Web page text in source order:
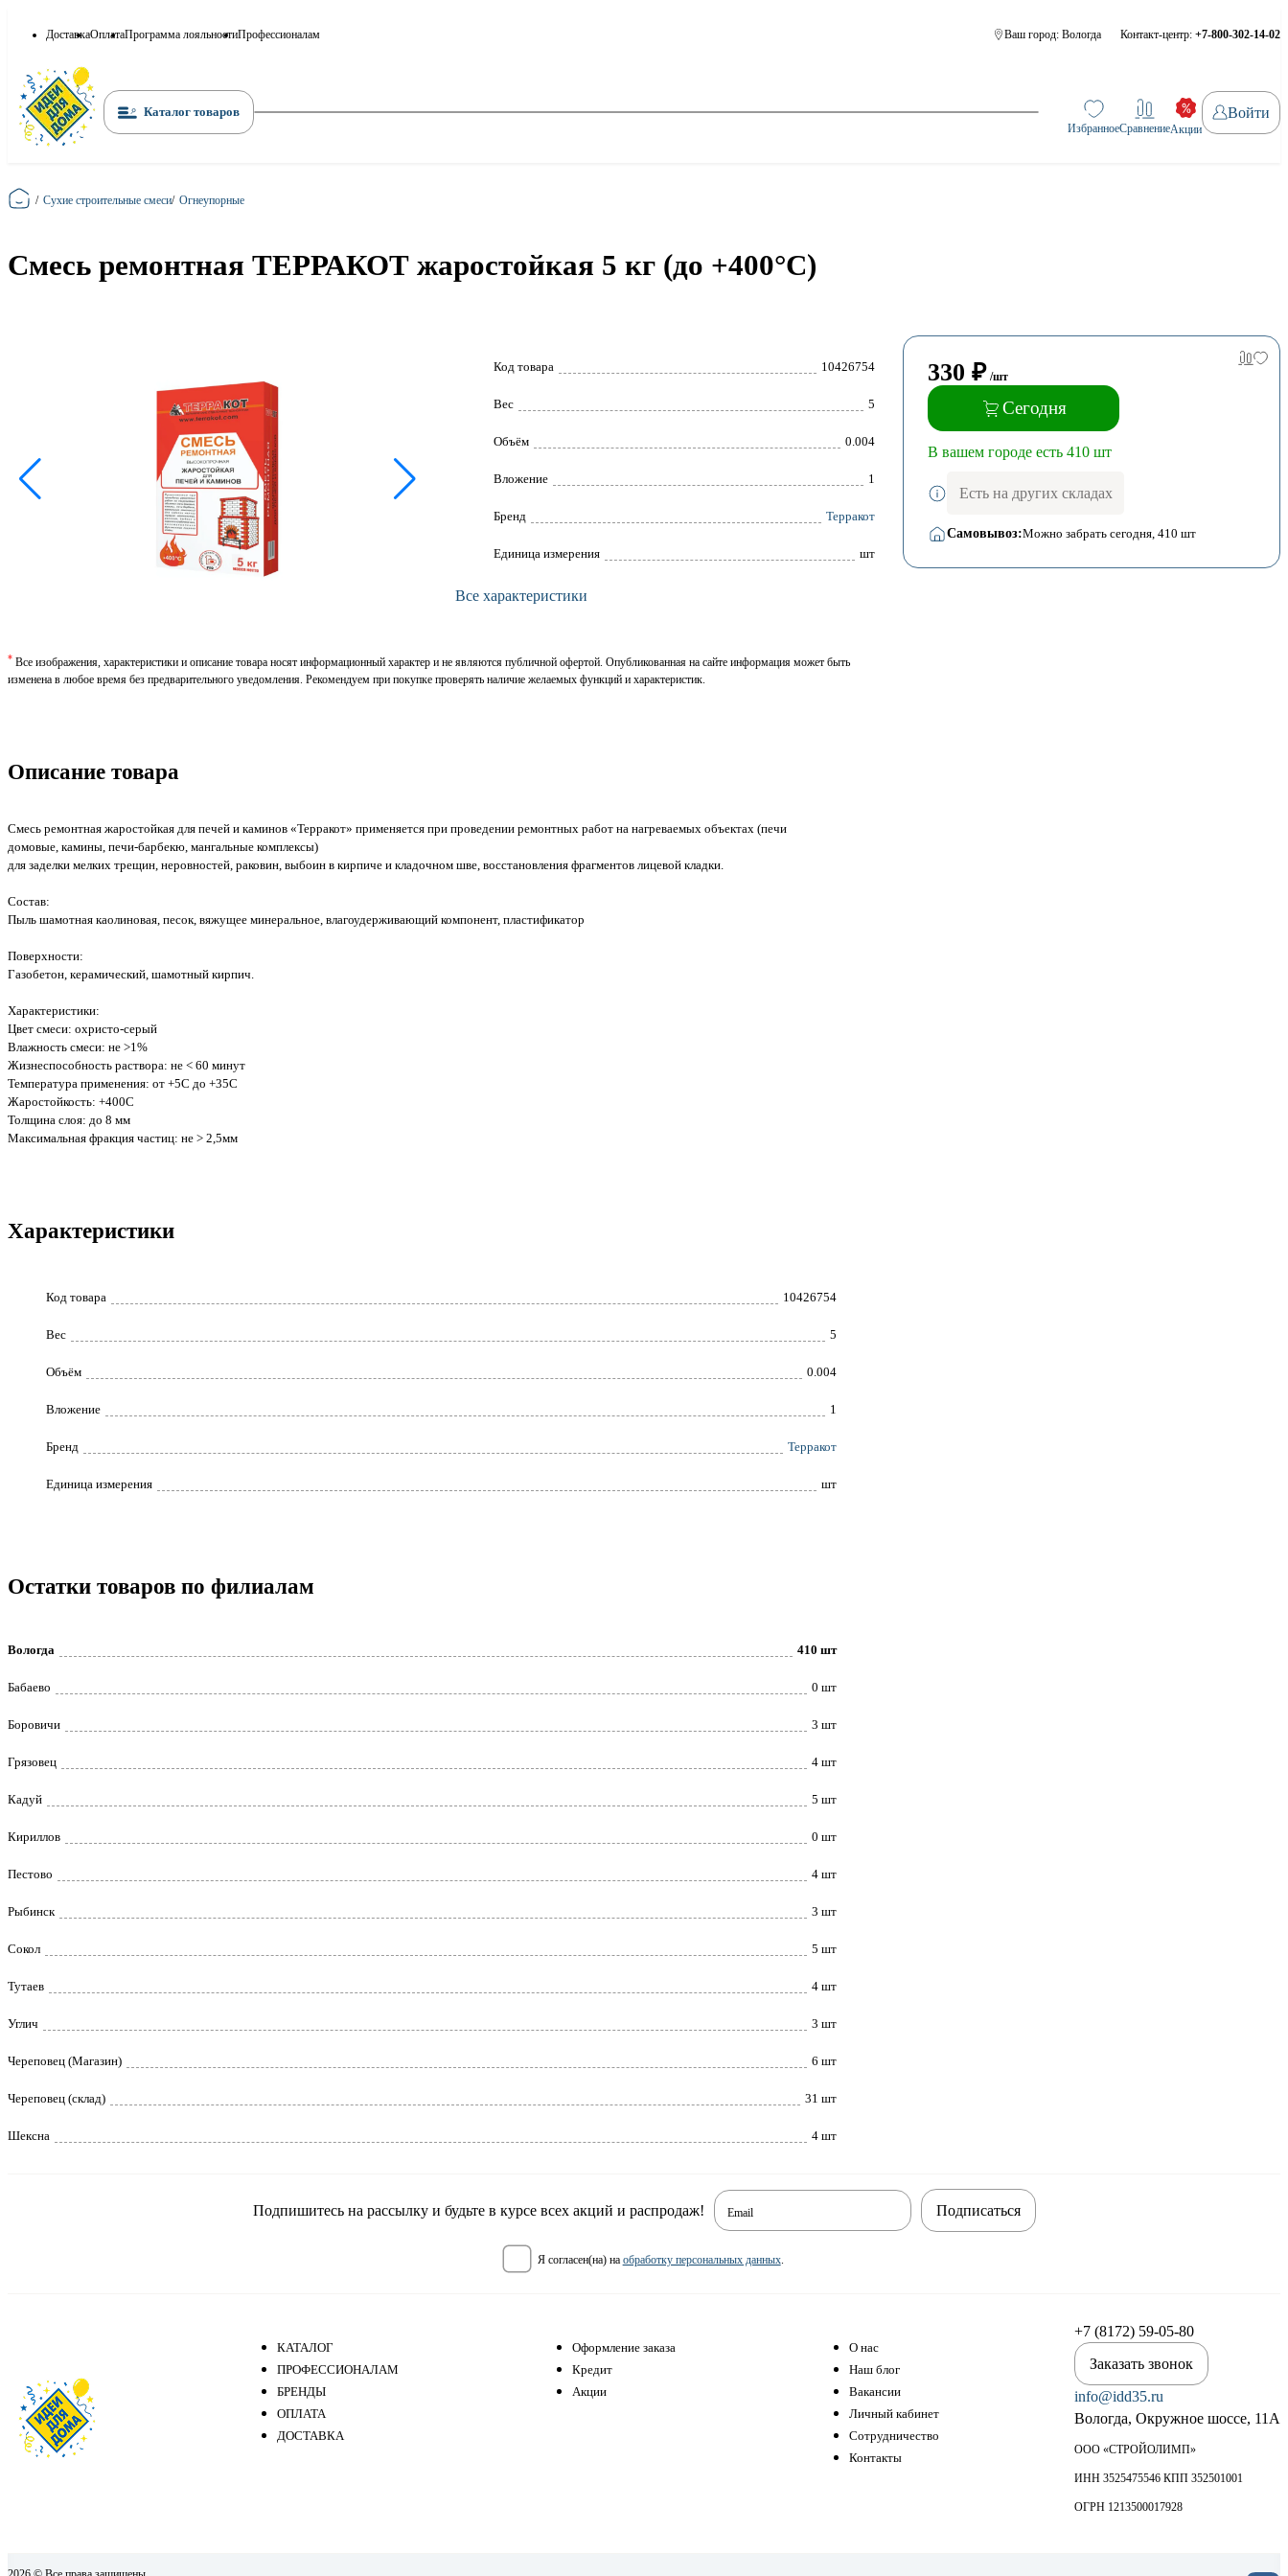
ДоставкаОплатаПрограмма лояльностиПрофессионалам Ваш город: Вологда Контакт-центр: +7-800-302-14-02
Каталог товаров
ИзбранноеСравнениеАкции
Войти
Главная
/ Сухие строительные смеси/ Огнеупорные
Смесь ремонтная ТЕРРАКОТ жаростойкая 5 кг (до +400°С)
Код товара 10426754
Вес 5
Объём 0.004
Вложение 1
Брeнд Терракот
Единица измерения шт
Все характеристики
* Все изображения, характеристики и описание товара носят информационный характер и не являются публичной офертой. Опубликованная на сайте информация может быть
изменена в любое время без предварительного уведомления. Рекомендуем при покупке проверять наличие желаемых функций и характеристик.
330 ₽ /шт
Сегодня
В вашем городе есть 410 шт
Есть на других складах
Самовывоз:Можно забрать сегодня, 410 шт
Описание товара
Смесь ремонтная жаростойкая для печей и каминов «Терракот» применяется при проведении ремонтных работ на нагреваемых объектах (печи
домовые, камины, печи-барбекю, мангальные комплексы)
для заделки мелких трещин, неровностей, раковин, выбоин в кирпиче и кладочном шве, восстановления фрагментов лицевой кладки.
Состав:
Пыль шамотная каолиновая, песок, вяжущее минеральное, влагоудерживающий компонент, пластификатор
Поверхности:
Газобетон, керамический, шамотный кирпич.
Характеристики:
Цвет смеси: охристо-серый
Влажность смеси: не >1%
Жизнеспособность раствора: не < 60 минут
Температура применения: от +5С до +35С
Жаростойкость: +400С
Толщина слоя: до 8 мм
Максимальная фракция частиц: не > 2,5мм
Характеристики
Код товара 10426754
Вес 5
Объём 0.004
Вложение 1
Бренд Терракот
Единица измерения шт
Остатки товаров по филиалам
Вологда 410 шт
Бабаево 0 шт
Боровичи 3 шт
Грязовец 4 шт
Кадуй 5 шт
Кириллов 0 шт
Пестово 4 шт
Рыбинск 3 шт
Сокол 5 шт
Тутаев 4 шт
Углич 3 шт
Череповец (Магазин) 6 шт
Череповец (склад) 31 шт
Шексна 4 шт
Подпишитесь на рассылку и будьте в курсе всех акций и распродаж! Email
я согласен(на) на обработку персональных данных.
Подписаться
КАТАЛОГ
ПРОФЕССИОНАЛАМ
БРЕНДЫ
ОПЛАТА
ДОСТАВКА
Оформление заказа
Кредит
Акции
О нас
Наш блог
Вакансии
Личный кабинет
Сотрудничество
Контакты
+7 (8172) 59-05-80
Заказать звонок
info@idd35.ru
Вологда, Окружное шоссе, 11А
ООО «СТРОЙОЛИМП»
ИНН 3525475546 КПП 352501001
ОГРН 1213500017928